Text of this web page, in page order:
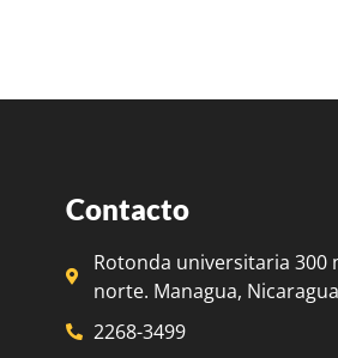
Contacto
Rotonda universitaria 300
norte. Managua,
2268-3499